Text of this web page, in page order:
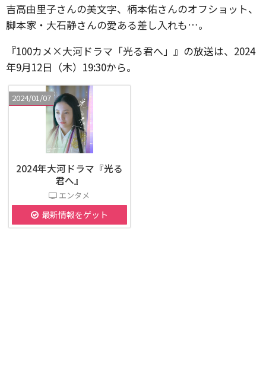
吉高由里子さんの美文字、柄本佑さんのオフショット、
脚本家・大石静さんの愛ある差し入れも…。
『100カメ×大河ドラマ「光る君へ」』の放送は、2024
年9月12日（木）19:30から。
2024/01/07
2024年大河ドラマ『光る
君へ』
エンタメ
最新情報をゲット